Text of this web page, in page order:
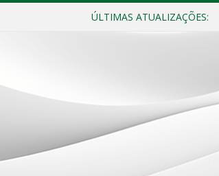
ÚLTIMAS ATUALIZAÇÕES: